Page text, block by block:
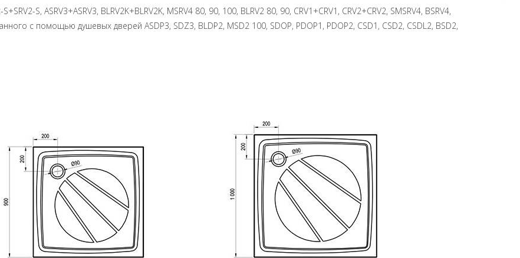
S, ASRV3+ASRV3, BLRV2K+BLRV2K, MSRV4 80, 90, 100, BLRV2 80, 90, CRV1+CRV1, CRV2+CRV2, SMSRV4, BSRV4,
с помощью душевых дверей ASDP3, SDZ3, BLDP2, MSD2 100, SDOP, PDOP1, PDOP2, CSD1, CSD2, CSDL2, BSD2,